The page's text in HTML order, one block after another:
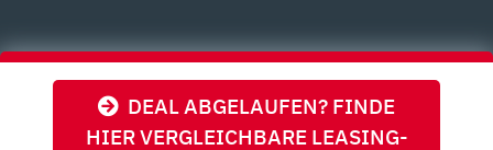
DEAL ABGELAUFEN? FINDE
HIER VERGLEICHBARE LEASING-